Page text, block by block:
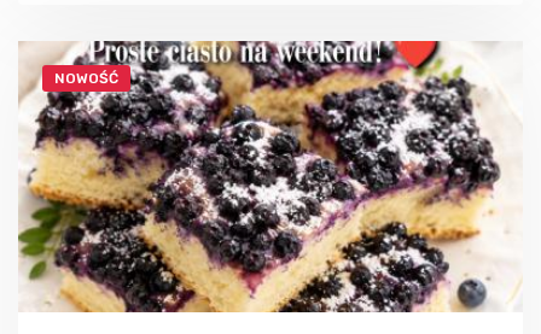
NOWOŚĆ